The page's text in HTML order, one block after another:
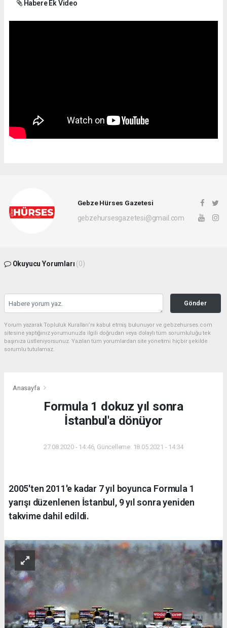
Habere Ek Video
Gebze Hürses Gazetesi
gebzehursesgazetesi@gmail.com
Okuyucu Yorumları (0)
Gönder
Yorum yazarak Topluluk Kuralları’nı kabul etmiş bulunuyor ve gebzehurses.com
sitesine yaptığınız yorumunuzla ilgili doğrudan veya dolaylı tüm sorumluluğu tek
başınıza üstleniyorsunuz. Yazılan tüm yorumlardan site yönetimi hiçbir şekilde
sorumlu tutulamaz.
Anasayfa
Formula 1 dokuz yıl sonra
İstanbul'a dönüyor
27.08.2020 - 14:46, Güncelleme: 18.05.2021 - 14:34
2005'ten 2011'e kadar 7 yıl boyunca Formula 1
yarışı düzenlenen İstanbul, 9 yıl sonra yeniden
takvime dahil edildi.